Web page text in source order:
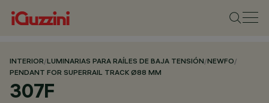
INTERIOR/LUMINARIAS PARA RAÍLES DE BAJA TENSIÓN/NEWFO/
PENDANT FOR SUPERRAIL TRACK Ø88 MM
307F